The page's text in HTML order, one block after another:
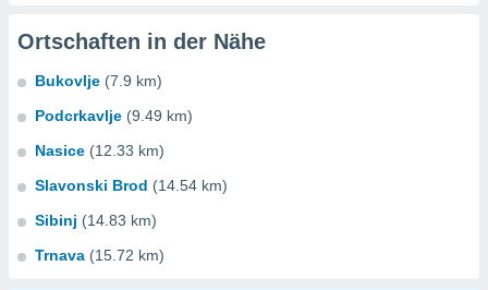
Ortschaften in der Nähe
Bukovlje (7.9 km)
Podcrkavlje (9.49 km)
Nasice (12.33 km)
Slavonski Brod (14.54 km)
Sibinj (14.83 km)
Trnava (15.72 km)